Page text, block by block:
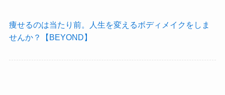
痩せるのは当たり前。人生を変えるボディメイクをしま
せんか？【BEYOND】